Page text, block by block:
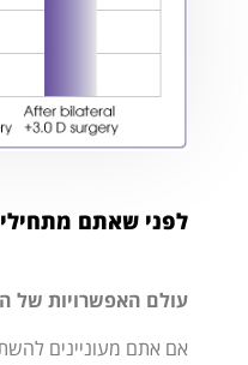
לפני שאתם
עולם האפשרויות של
אם אתם מעוניינים